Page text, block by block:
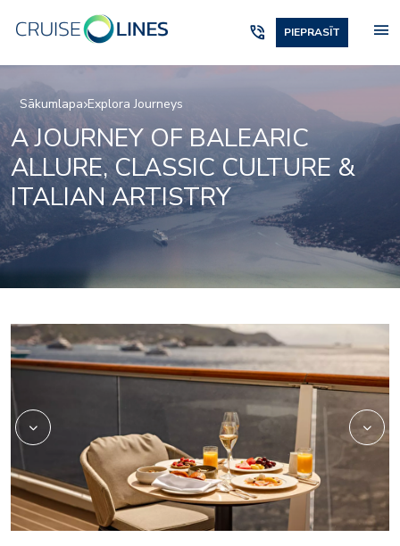
phone_in_talk PIEPRASĪT menu
Sākumlapa Explora Journeys
A JOURNEY OF BALEARIC
ALLURE, CLASSIC CULTURE &
ITALIAN ARTISTRY
Anthology-food